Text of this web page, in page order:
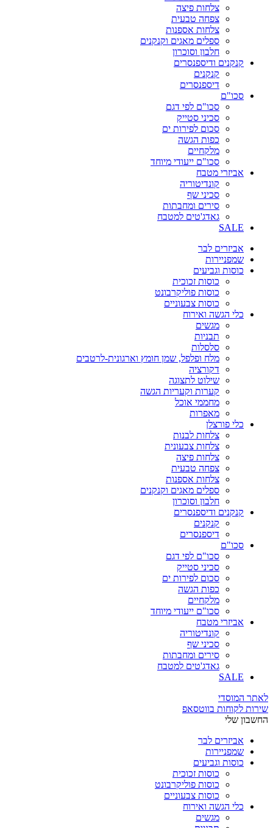
צלחות פיצה
צפחה טבעית
צלחות אספנות
ספלים מאגים וקנקנים
חלבון וסוכרון
קנקנים ודיספנסרים
קנקנים
דיספנסרים
סכו"ם
סכו"ם לפי דגם
סכיני סטייק
סכום לפירות ים
כפות הגשה
מלקחיים
סכו"ם ייעודי מיוחד
אביזרי מטבח
קונדיטוריה
סכיני שף
סירים ומחבתות
גאדג'טים למטבח
SALE
אביזרים לבר
שמפניירות
כוסות וגביעים
כוסות זכוכית
כוסות פוליקרבונט
כוסות צבעוניים
כלי הגשה ואירוח
מגשים
תבניות
סלסלות
מלח ופלפל, שמן חומץ וארגונית-לרטבים
דקורציה
שילוט לתצוגה
קערות וקעריות הגשה
מחממי אוכל
מאפרות
כלי פורצלן
צלחות לבנות
צלחות צבעונית
צלחות פיצה
צפחה טבעית
צלחות אספנות
ספלים מאגים וקנקנים
חלבון וסוכרון
קנקנים ודיספנסרים
קנקנים
דיספנסרים
סכו"ם
סכו"ם לפי דגם
סכיני סטייק
סכום לפירות ים
כפות הגשה
מלקחיים
סכו"ם ייעודי מיוחד
אביזרי מטבח
קונדיטוריה
סכיני שף
סירים ומחבתות
גאדג'טים למטבח
SALE
לאתר המוסדי
שירות לקוחות בווטסאפ
החשבון שלי
אביזרים לבר
שמפניירות
כוסות וגביעים
כוסות זכוכית
כוסות פוליקרבונט
כוסות צבעוניים
כלי הגשה ואירוח
מגשים